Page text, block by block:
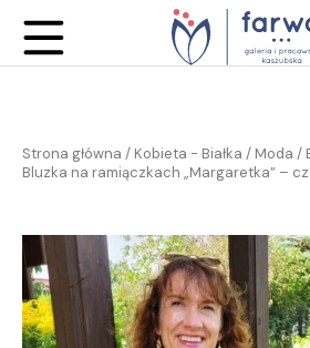
Strona główna / Kobieta - Białka / Moda /
Bluzka na ramiączkach „Margaretka” –